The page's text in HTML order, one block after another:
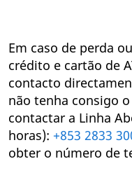
Em caso de perda
crédito e cartão de
contacto
não tenha consigo
contactar a Linha
horas): +853 2833
obter o número de